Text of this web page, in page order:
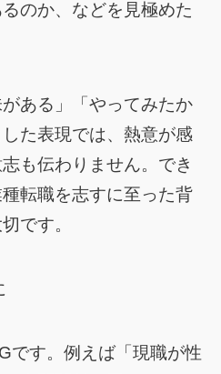
のか、などを見極めた
ある」「やってみたか
た表現では、熱意が感
も伝わりません。でき
転職を志すに至った背
です。
です。例えば「現職が性